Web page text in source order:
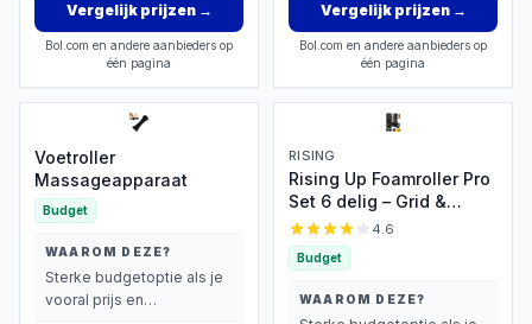
Vergelijk prijzen→
Bol.com en andere aanbieders op
één pagina
Vergelijk prijzen→
Bol.com en andere aanbieders op
één pagina
Voetroller
Massageapparaat
Budget
WAAROM DEZE?
Sterke budgetoptie als je
vooral prijs en
RISING
Rising Up Foamroller Pro
Set 6 delig – Grid &
Gladde Foamroller,
Peanut Roller,
Massagebal, Kuitroller,
Weerstandsband +
4.6
Budget
WAAROM DEZE?